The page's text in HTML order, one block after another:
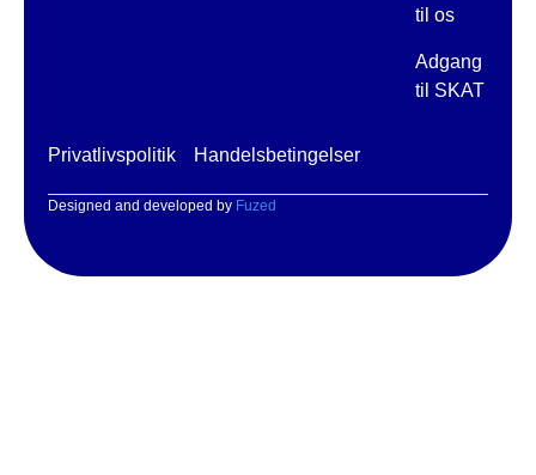
til os
Adgang
til SKAT
Privatlivspolitik Handelsbetingelser
Designed and developed by Fuzed